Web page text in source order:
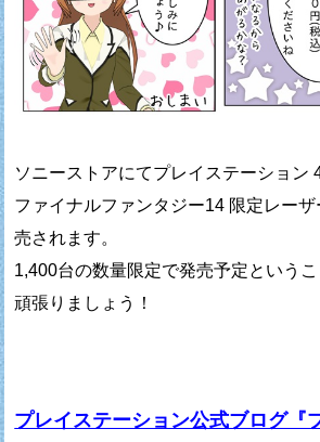
ソニーストアにてプレイステーション
ファイナルファンタジー14 限定レー
売されます。
1,400台の数量限定で発売予定という
頑張りましょう！
プレイステーション公式ブログ『